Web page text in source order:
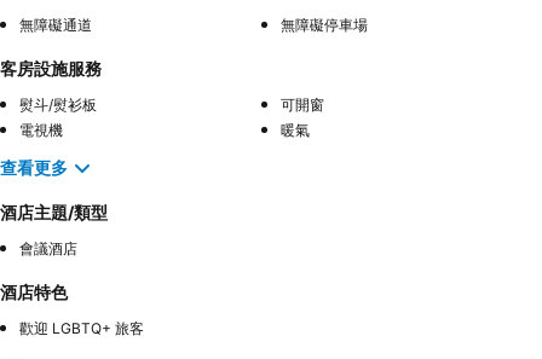
無障礙通道 無障礙停車場
客房設施服務
熨斗/熨衫板
可開窗
電視機
暖氣
查看更多
酒店主題/類型
會議酒店
酒店特色
歡迎 LGBTQ+ 旅客